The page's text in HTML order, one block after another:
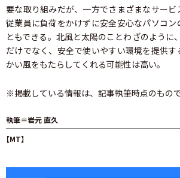
要な取り組みだが、一方でさまざまなサー
従業員に負荷をかけずに安全安心なパソコン
ともできる。北風と太陽のことわざのように
だけでなく、安全で使いやすい環境を提供
かい風をもたらしてくれる可能性は高い。
※掲載している情報は、記事執筆時点のもの
執筆＝岩元 直久
【MT】